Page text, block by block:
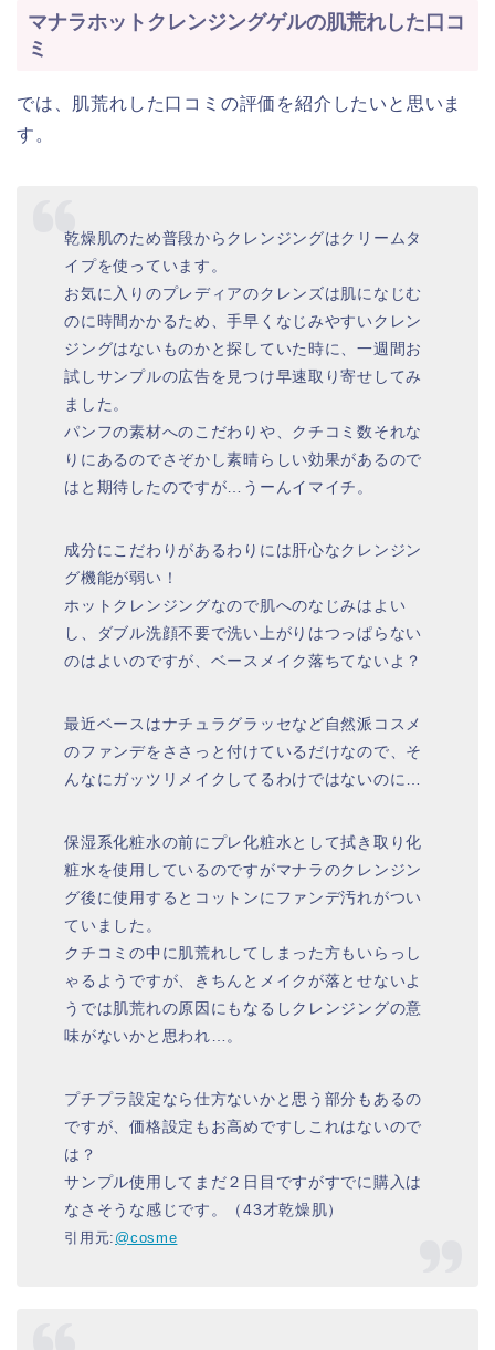
マナラホットクレンジングゲルの肌荒れした口コ
ミ
では、肌荒れした口コミの評価を紹介したいと思いま
す。
乾燥肌のため普段からクレンジングはクリームタ
イプを使っています。
お気に入りのプレディアのクレンズは肌になじむ
のに時間かかるため、手早くなじみやすいクレン
ジングはないものかと探していた時に、一週間お
試しサンプルの広告を見つけ早速取り寄せしてみ
ました。
パンフの素材へのこだわりや、クチコミ数それな
りにあるのでさぞかし素晴らしい効果があるので
はと期待したのですが…うーんイマイチ。
成分にこだわりがあるわりには肝心なクレンジン
グ機能が弱い！
ホットクレンジングなので肌へのなじみはよい
し、ダブル洗顔不要で洗い上がりはつっぱらない
のはよいのですが、ベースメイク落ちてないよ？
最近ベースはナチュラグラッセなど自然派コスメ
のファンデをささっと付けているだけなので、そ
んなにガッツリメイクしてるわけではないのに…
保湿系化粧水の前にプレ化粧水として拭き取り化
粧水を使用しているのですがマナラのクレンジン
グ後に使用するとコットンにファンデ汚れがつい
ていました。
クチコミの中に肌荒れしてしまった方もいらっし
ゃるようですが、きちんとメイクが落とせないよ
うでは肌荒れの原因にもなるしクレンジングの意
味がないかと思われ…。
プチプラ設定なら仕方ないかと思う部分もあるの
ですが、価格設定もお高めですしこれはないので
は？
サンプル使用してまだ２日目ですがすでに購入は
なさそうな感じです。（43才乾燥肌）
引用元: @cosme